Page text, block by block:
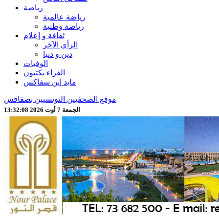
رياضة
رياضة عالمية
رياضة وطنية
ثقافة و إعلام
الرأي الآخر
دين و دنيا
الوفيات
القراء يكتبون
مايد إين سفاكس
موقع الصحفيين التونسيين بصفاقس
الجمعة 7 أوت 2026 13:32:10